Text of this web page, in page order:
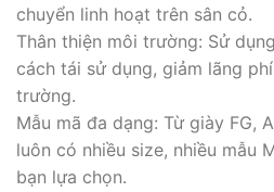
chuyển linh hoạt trên sân cỏ.
Thân thiện môi trường: Sử
cách tái sử dụng, giảm lãng
trường.
Mẫu mã đa dạng: Từ giày FG,
luôn có nhiều size, nhiều mẫu
bạn lựa chọn.